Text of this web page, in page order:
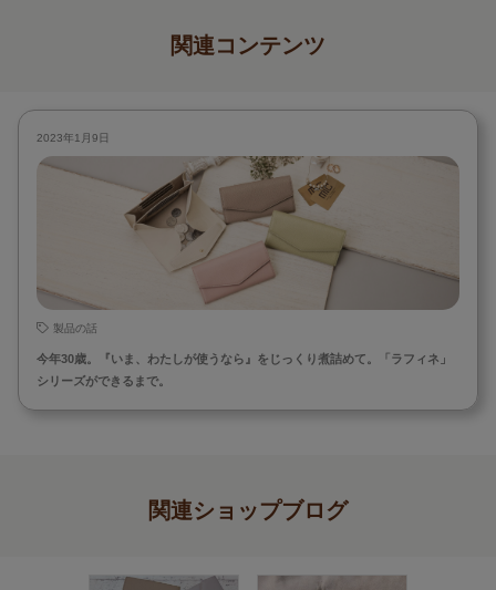
関連コンテンツ
2023年1月9日
製品の話
今年30歳。『いま、わたしが使うなら』をじっくり煮詰めて。「ラフィネ」
シリーズができるまで。
関連ショップブログ